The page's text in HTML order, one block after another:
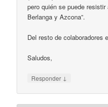
pero quién se puede
Berlanga y Azcona”.
Del resto de colaboradores
Saludos,
Responder ↓